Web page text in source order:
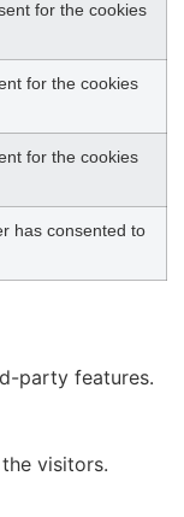
for the cookies
for the cookies
for the cookies
has consented to
party features.
visitors.